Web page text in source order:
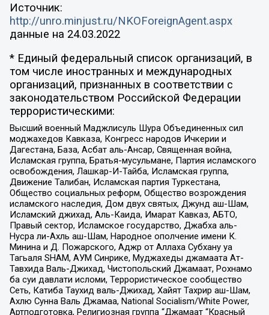
Источник:
http://unro.minjust.ru/NKOForeignAgent.aspx
данные на 24.03.2022
* Единый федеральный список организаций, в
том числе иностранных и международных
организаций, признанных в соответствии с
законодательством Российской Федерации
террористическими:
Высший военный Маджлисуль Шура Объединенных сил
моджахедов Кавказа, Конгресс народов Ичкерии и
Дагестана, База, Асбат аль-Ансар, Священная война,
Исламская группа, Братья-мусульмане, Партия исламского
освобождения, Лашкар-И-Тайба, Исламская группа,
Движение Талибан, Исламская партия Туркестана,
Общество социальных реформ, Общество возрождения
исламского наследия, Дом двух святых, Джунд аш-Шам,
Исламский джихад, Аль-Каида, Имарат Кавказ, АБТО,
Правый сектор, Исламское государство, Джабха аль-
Нусра ли-Ахль аш-Шам, Народное ополчение имени К.
Минина и Д. Пожарского, Аджр от Аллаха Субхану уа
Тагьаля SHAM, АУМ Синрике, Муджахеды джамаата Ат-
Тавхида Валь-Джихад, Чистопольский Джамаат, Рохнамо
ба суи давлати исломи, Террористическое сообщество
Сеть, Катиба Таухид валь-Джихад, Хайят Тахрир аш-Шам,
Ахлю Сунна Валь Джамаа, National Socialism/White Power,
Артподготовка, Религиозная группа “Джамаат “Красный